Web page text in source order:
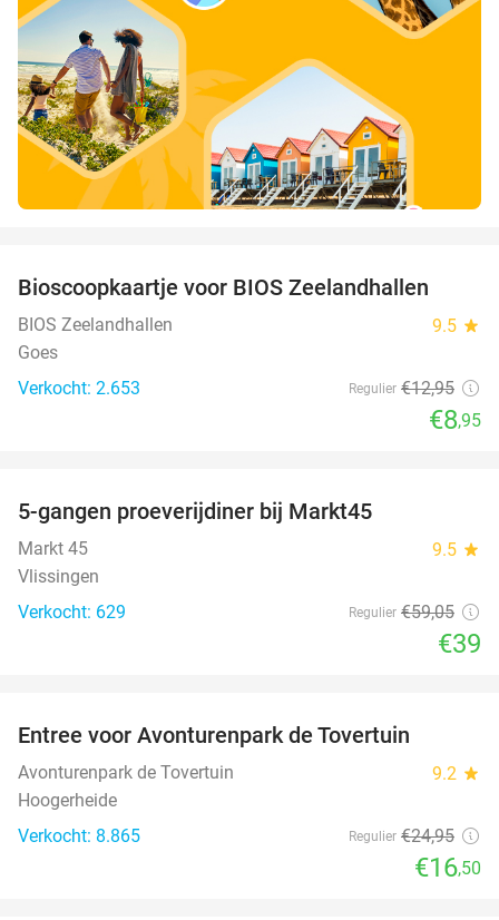
Bioscoopkaartje voor BIOS Zeelandhallen
BIOS Zeelandhallen 9.5 star
Goes
Verkocht: 2.653
Regulier €12,95
€8,95
5-gangen proeverijdiner bij Markt45
Markt 45 9.5 star
Vlissingen
Verkocht: 629
Regulier €59,05
€39
Entree voor Avonturenpark de Tovertuin
Avonturenpark de Tovertuin 9.2 star
Hoogerheide
Verkocht: 8.865
Regulier €24,95
€16,50